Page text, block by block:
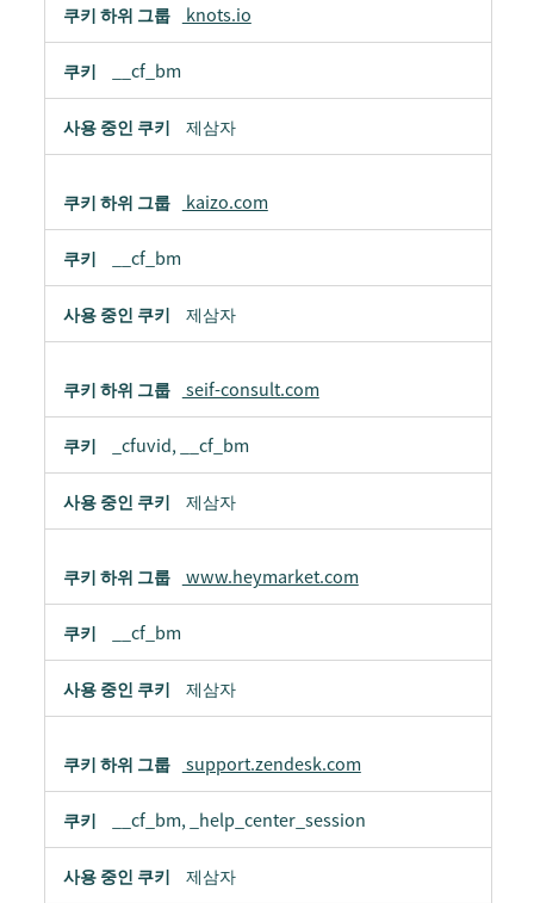
knots.io
__cf_bm
제삼자
kaizo.com
__cf_bm
제삼자
seif-consult.com
_cfuvid, __cf_bm
제삼자
www.heymarket.com
__cf_bm
제삼자
support.zendesk.com
__cf_bm, _help_center_session
제삼자